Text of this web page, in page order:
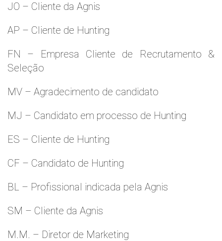
JO – Cliente da Agnis
AP – Cliente de Hunting
FN – Empresa Cliente de Recrutamento &
Seleção
MV – Agradecimento de candidato
MJ – Candidato em processo de Hunting
ES – Cliente de Hunting
CF – Candidato de Hunting
BL – Profissional indicada pela Agnis
SM – Cliente da Agnis
M.M. – Diretor de Marketing